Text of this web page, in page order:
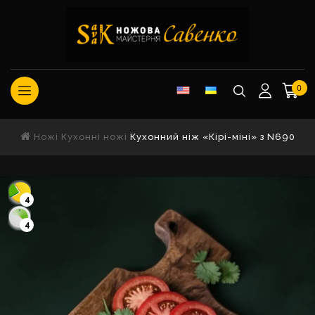
0
Ножі Кухонні ножі Кухонний ніж «Кірі-міні» з N690
4
4